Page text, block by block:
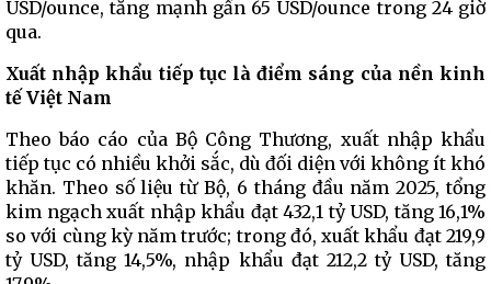
USD/ounce, tăng mạnh gần 65 USD/ounce trong 24 giờ
qua.
Xuất nhập khẩu tiếp tục là điểm sáng của nền kinh
tế Việt Nam
Theo báo cáo của Bộ Công Thương, xuất nhập khẩu
tiếp tục có nhiều khởi sắc, dù đối diện với không ít khó
khăn. Theo số liệu từ Bộ, 6 tháng đầu năm 2025, tổng
kim ngạch xuất nhập khẩu đạt 432,1 tỷ USD, tăng 16,1%
so với cùng kỳ năm trước; trong đó, xuất khẩu đạt 219,9
tỷ USD, tăng 14,5%, nhập khẩu đạt 212,2 tỷ USD, tăng